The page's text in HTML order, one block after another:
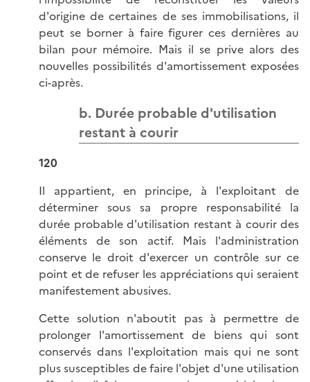
d'origine de certaines de ses immobilisations, il
peut se borner à faire figurer ces dernières au
bilan pour mémoire. Mais il se prive alors des
nouvelles possibilités d'amortissement exposées
ci-après.
b. Durée probable d'utilisation
restant à courir
120
Il appartient, en principe, à l'exploitant de
déterminer sous sa propre responsabilité la
durée probable d'utilisation restant à courir des
éléments de son actif. Mais l'administration
conserve le droit d'exercer un contrôle sur ce
point et de refuser les appréciations qui seraient
manifestement abusives.
Cette solution n'aboutit pas à permettre de
prolonger l'amortissement de biens qui sont
conservés dans l'exploitation mais qui ne sont
plus susceptibles de faire l'objet d'une utilisation